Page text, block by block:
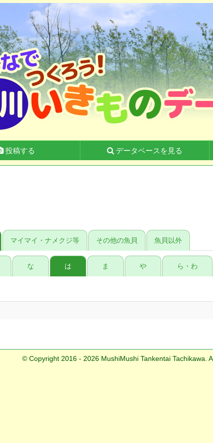
投稿する データベースを見る
マイマイ・ナメクジ等 その他の魚貝 魚貝以外
な は ま や ら・わ
© Copyright 2016 - 2026 MushiMushi Tankentai Tachikawa.